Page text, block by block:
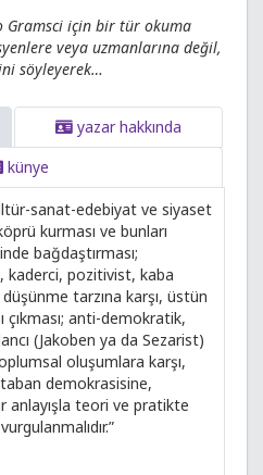
Gramsci için bir tür okuma
veya uzmanlarına değil,
söyleyerek…
yazar hakkında
künye
sanat-edebiyat ve siyaset
kurması ve bunları
bağdaştırması;
kaderci, pozitivist, kaba
tarzına karşı, üstün
çıkması; anti-demokratik,
(Jakoben ya da Sezarist)
oluşumlara karşı,
demokrasisine,
anlayışla teori ve pratikte